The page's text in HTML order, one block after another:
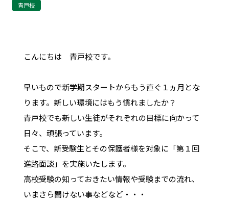
青戸校
こんにちは 青戸校です。
早いもので新学期スタートからもう直ぐ１ヵ月とな
ります。新しい環境にはもう慣れましたか？
青戸校でも新しい生徒がそれぞれの目標に向かって
日々、頑張っています。
そこで、新受験生とその保護者様を対象に「第１回
進路面談」を実施いたします。
高校受験の知っておきたい情報や受験までの流れ、
いまさら聞けない事などなど・・・